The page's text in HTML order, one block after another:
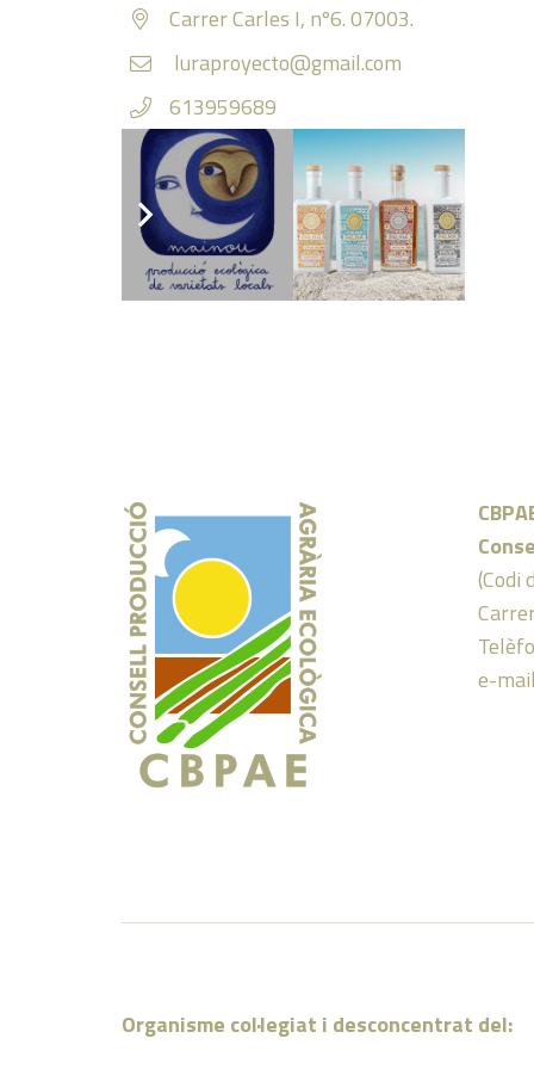
Carrer Carles I, nº6. 07003.
luraproyecto@gmail.com
613959689
Instagram
(Codi
e-
Organisme col·legiat i desconcentrat del: